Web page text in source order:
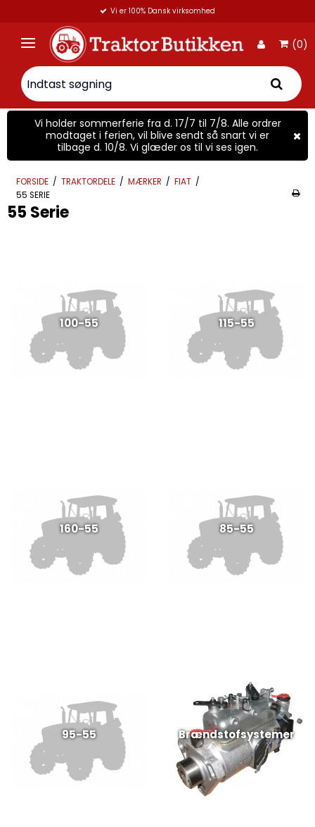
Vi er 100% Dansk virksomhed
(0)
Vi holder sommerferie fra d. 17/7 til 7/8. Alle ordrer
modtaget i ferien, vil blive sendt så snart vi er
tilbage d. 10/8. Vi glæder os til vi ses igen.
FORSIDE / TRAKTORDELE / MÆRKER / FIAT /
55 SERIE
55 Serie
100-55 115-55
160-55 85-55
95-55 Brændstofsystemer